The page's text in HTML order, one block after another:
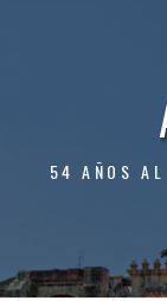
54 AÑOS